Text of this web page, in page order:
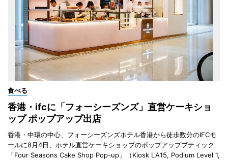
食べる
香港・ifcに「フォーシーズンズ」直営ケーキショ
ップ ポップアップ出店
香港・中環の中心、フォーシーズンズホテル香港から徒歩数分のIFCモ
ールに8月4日、ホテル直営ケーキショップのポップアップブティック
「Four Seasons Cake Shop Pop-up」（Kiosk LA15, Podium Level 1,